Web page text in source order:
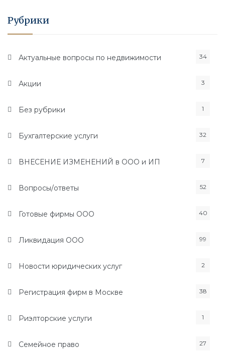
Рубрики
Актуальные вопросы по недвижимости 34
Акции 3
Без рубрики 1
Бухгалтерские услуги 32
ВНЕСЕНИЕ ИЗМЕНЕНИЙ в ООО и ИП 7
Вопросы/ответы 52
Готовые фирмы ООО 40
Ликвидация ООО 99
Новости юридических услуг 2
Регистрация фирм в Москве 38
Риэлторские услуги 1
Семейное право 27